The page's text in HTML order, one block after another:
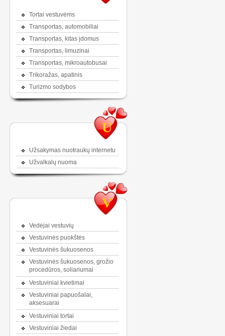
Tortai vestuvėms
Transportas, automobiliai
Transportas, kitas įdomus
Transportas, limuzinai
Transportas, mikroautobusai
Trikoražas, apatinis
Turizmo sodybos
U
Užsakymas nuotraukų internetu
Užvalkalų nuoma
V
Vedėjai vestuvių
Vestuvinės puokštės
Vestuvinės šukuosenos
Vestuvinės šukuosenos, grožio
procedūros, soliariumai
Vestuviniai kvietimai
Vestuviniai papuošalai,
aksesuarai
Vestuviniai tortai
Vestuviniai žiedai